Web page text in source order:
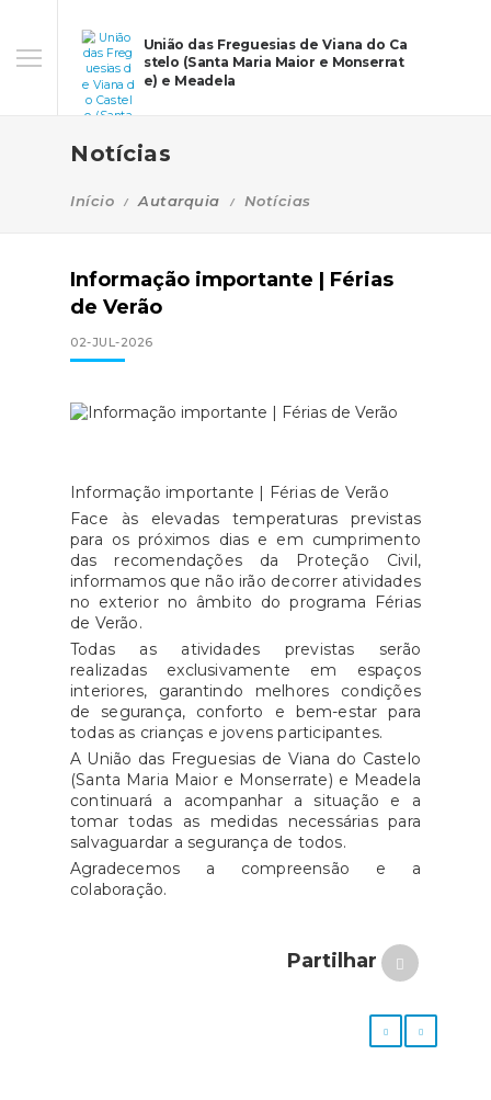
União das Freguesias de Viana do Ca
stelo (Santa Maria Maior e Monserrat
e) e Meadela
Notícias
Início Autarquia Notícias
Informação importante | Férias
de Verão
02-JUL-2026
Informação importante | Férias de Verão
Face às elevadas temperaturas previstas
para os próximos dias e em cumprimento
das recomendações da Proteção Civil,
informamos que não irão decorrer atividades
no exterior no âmbito do programa Férias
de Verão.
Todas as atividades previstas serão
realizadas exclusivamente em espaços
interiores, garantindo melhores condições
de segurança, conforto e bem-estar para
todas as crianças e jovens participantes.
A União das Freguesias de Viana do Castelo
(Santa Maria Maior e Monserrate) e Meadela
continuará a acompanhar a situação e a
tomar todas as medidas necessárias para
salvaguardar a segurança de todos.
Agradecemos a compreensão e a
colaboração.
Partilhar